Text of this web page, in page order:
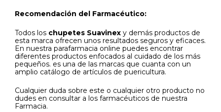
Recomendación del Farmacéutico:
Todos los chupetes Suavinex y demás productos de
esta marca ofrecen unos resultados seguros y eficaces.
En nuestra parafarmacia online puedes encontrar
diferentes productos enfocados al cuidado de los más
pequeños. es una de las marcas que cuanta con un
amplio catálogo de artículos de puericultura.
Cualquier duda sobre este o cualquier otro producto no
dudes en consultar a los farmacéuticos de nuestra
Farmacia.